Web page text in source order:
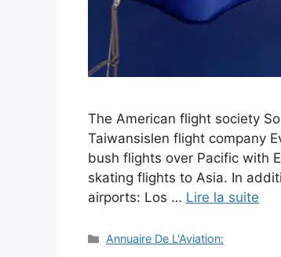
The American flight society
Taiwansislen flight company
bush flights over Pacific with
skating flights to Asia. In
airports: Los … Lire la suite
Catégories
Annuaire De L'Aviation: